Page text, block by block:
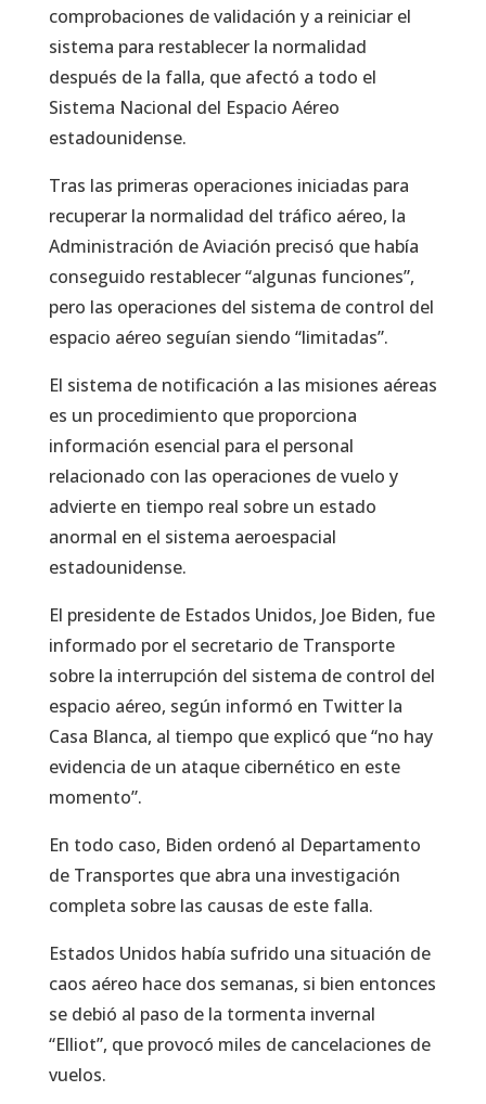
comprobaciones de validación y a reiniciar el
sistema para restablecer la normalidad
después de la falla, que afectó a todo el
Sistema Nacional del Espacio Aéreo
estadounidense.
Tras las primeras operaciones iniciadas para
recuperar la normalidad del tráfico aéreo, la
Administración de Aviación precisó que había
conseguido restablecer “algunas funciones”,
pero las operaciones del sistema de control del
espacio aéreo seguían siendo “limitadas”.
El sistema de notificación a las misiones aéreas
es un procedimiento que proporciona
información esencial para el personal
relacionado con las operaciones de vuelo y
advierte en tiempo real sobre un estado
anormal en el sistema aeroespacial
estadounidense.
El presidente de Estados Unidos, Joe Biden, fue
informado por el secretario de Transporte
sobre la interrupción del sistema de control del
espacio aéreo, según informó en Twitter la
Casa Blanca, al tiempo que explicó que “no hay
evidencia de un ataque cibernético en este
momento”.
En todo caso, Biden ordenó al Departamento
de Transportes que abra una investigación
completa sobre las causas de este falla.
Estados Unidos había sufrido una situación de
caos aéreo hace dos semanas, si bien entonces
se debió al paso de la tormenta invernal
“Elliot”, que provocó miles de cancelaciones de
vuelos.